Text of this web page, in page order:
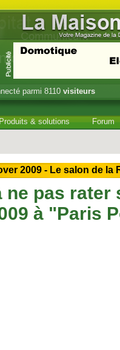
parmi 8110 visiteurs
& solutions Forum
2009 - Le salon de la
ne pas rater
à "Paris